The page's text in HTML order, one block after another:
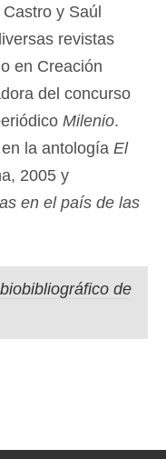
y Saúl
revistas
en Creación
del concurso
Milenio.
la antología El
2005 y
en el país de las
de